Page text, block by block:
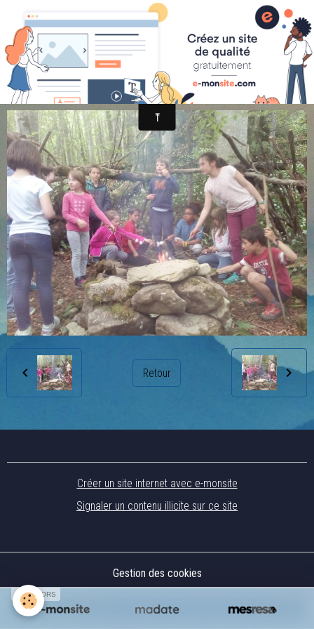
randonnée et découverte nature
-
Retour
Créer un site internet avec e-monsite
Signaler un contenu illicite sur ce site
Gestion des cookies
SPONSORS